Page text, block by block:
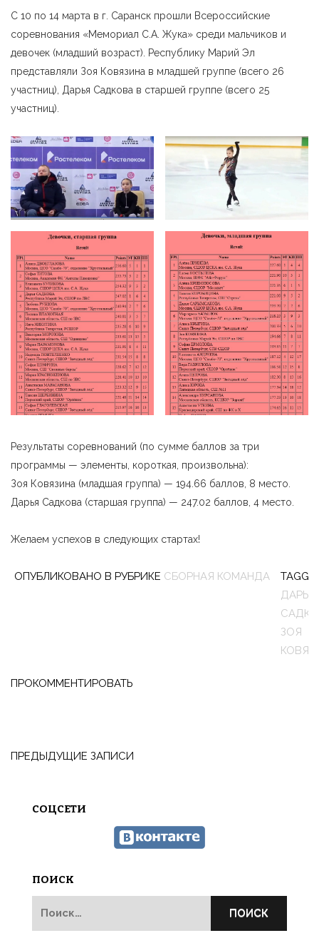
С 10 по 14 марта в г. Саранск прошли Всероссийские
соревнования «Мемориал С.А. Жука» среди мальчиков и
девочек (младший возраст). Республику Марий Эл
представляли Зоя Ковязина в младшей группе (всего 26
участниц), Дарья Садкова в старшей группе (всего 25
участниц).
Результаты соревнований (по сумме баллов за три
программы — элементы, короткая, произвольна):
Зоя Ковязина (младшая группа) — 194.66 баллов, 8 место.
Дарья Садкова (старшая группа) — 247.02 баллов, 4 место.
Желаем успехов в следующих стартах!
ОПУБЛИКОВАНО В РУБРИКЕ СБОРНАЯ КОМАНДА
ДАРЬЯ
ЗОЯ
ПРОКОММЕНТИРОВАТЬ
по
ПРЕДЫДУЩИЕ ЗАПИСИ
СОЦСЕТИ
ПОИСК